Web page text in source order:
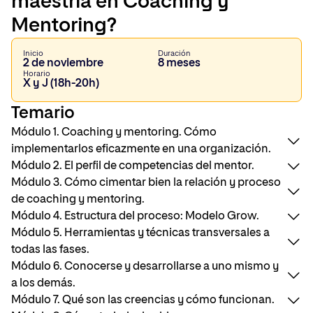
Mentoring?
Inicio
2 de noviembre
Duración
8 meses
Horario
X y J (18h-20h)
Temario
Módulo 1. Coaching y mentoring. Cómo
implementarlos eficazmente en una organización.
¿Qué es coaching? ¿Qué es mentoring?
Para qué sirve el coaching y el mentoring. Situaciones
típicas.
Rol del mentor.
Reverse mentoring.
Cómo implantar un proceso de mentoring con éxito.
Coaching de equipo.
Coaching grupal.
Módulo 2. El perfil de competencias del mentor.
Introducción y objetivos.
Modelos de coaching y mentoring.
Marco de Competencias.
Código global de ética.
Módulo 3. Cómo cimentar bien la relación y proceso
de coaching y mentoring.
Gestionar el contrato.
Las actitudes necesarias para cimentar la relación.
Orientación a objetivos, resultados y acciones.
Módulo 4. Estructura del proceso: Modelo Grow.
La importancia de la construcción de la relación.
Estructura del proceso / sesiones.
Establecimiento de objetivos.
¿De dónde parte el cliente? Realidad.
Módulo 5. Herramientas y técnicas transversales a
todas las fases.
Introducción y objetivos.
La estructura de la sesión como marco de la
Módulo 6. Conocerse y desarrollarse a uno mismo y
a los demás.
Módulo 7. Qué son las creencias y cómo funcionan.